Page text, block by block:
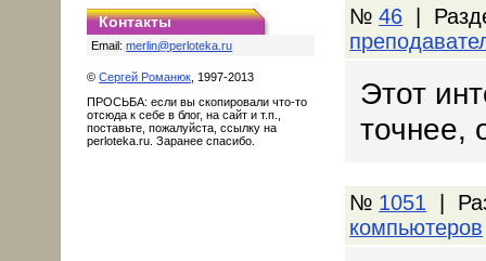
Контакты
Email:merlin@perloteka.ru
©Сергей Романюк , 1997-2013
ПРОСЬБА: если вы скопировали что-то
отсюда к себе в блог, на сайт и т.п.,
поставьте, пожалуйста, ссылку на
perloteka.ru. Заранее спасибо.
№46 |
Этот
точнее,
№ 1051 |
компьютеров